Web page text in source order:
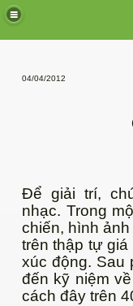
04/04/2012
Để giải trí,
nhạc. Trong
chiến, hình
trên thập tự giá
xúc động. Sau
đến kỹ niệm
cách đây trên